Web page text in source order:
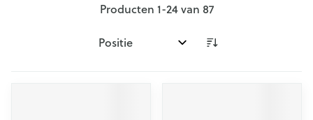
Producten 1-24van 87
Sorteer op: